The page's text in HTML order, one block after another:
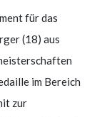
für das
(18) aus
im Bereich
zur